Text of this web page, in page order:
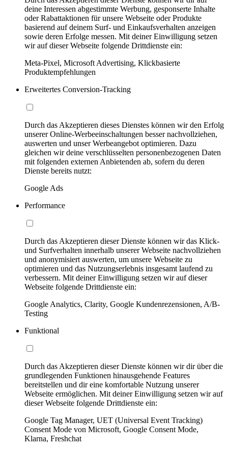
deine Interessen abgestimmte Werbung, gesponserte Inhalte
oder Rabattaktionen für unsere Webseite oder Produkte
basierend auf deinem Surf- und Einkaufsverhalten anzeigen
sowie deren Erfolge messen. Mit deiner Einwilligung setzen
wir auf dieser Webseite folgende Drittdienste ein:
Meta-Pixel, Microsoft Advertising, Klickbasierte
Produktempfehlungen
Erweitertes Conversion-Tracking
Durch das Akzeptieren dieses Dienstes können wir den Erfolg
unserer Online-Werbeeinschaltungen besser nachvollziehen,
auswerten und unser Werbeangebot optimieren. Dazu
gleichen wir deine verschlüsselten personenbezogenen Daten
mit folgenden externen Anbietenden ab, sofern du deren
Dienste bereits nutzt:
Google Ads
Performance
Durch das Akzeptieren dieser Dienste können wir das Klick-
und Surfverhalten innerhalb unserer Webseite nachvollziehen
und anonymisiert auswerten, um unsere Webseite zu
optimieren und das Nutzungserlebnis insgesamt laufend zu
verbessern. Mit deiner Einwilligung setzen wir auf dieser
Webseite folgende Drittdienste ein:
Google Analytics, Clarity, Google Kundenrezensionen, A/B-
Testing
Funktional
Durch das Akzeptieren dieser Dienste können wir dir über die
grundlegenden Funktionen hinausgehende Features
bereitstellen und dir eine komfortable Nutzung unserer
Webseite ermöglichen. Mit deiner Einwilligung setzen wir auf
dieser Webseite folgende Drittdienste ein:
Google Tag Manager, UET (Universal Event Tracking)
Consent Mode von Microsoft, Google Consent Mode,
Klarna, Freshchat